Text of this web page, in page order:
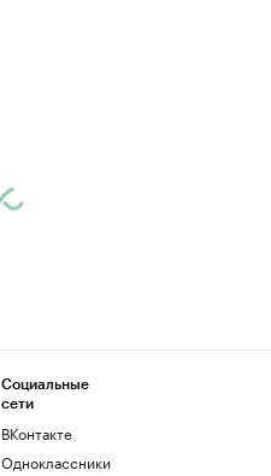
Социальные
сети
ВКонтакте
Одноклассники